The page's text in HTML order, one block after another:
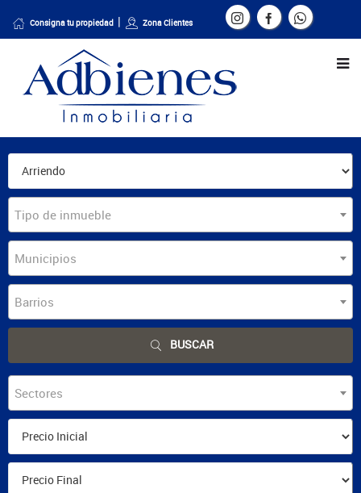
Consigna tu propiedad Zona Clientes
Tipo de inmueble
Municipios
Barrios
BUSCAR
Sectores